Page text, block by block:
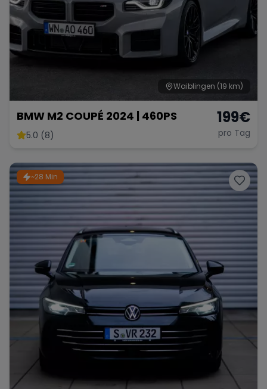
Waiblingen (19 km)
BMW M2 COUPÉ 2024 | 460PS
5.0 (8)
199€
pro Tag
~28 Min